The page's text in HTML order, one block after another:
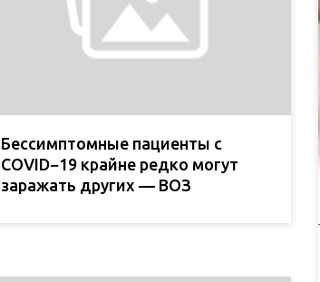
Бессимптомные пациенты с
COVID−19 крайне редко могут
заражать других — ВОЗ